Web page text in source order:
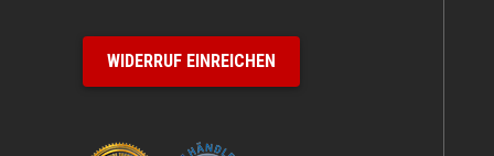
WIDERRUF EINREICHEN